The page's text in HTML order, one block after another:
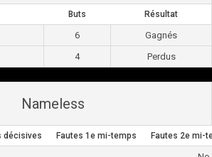
Buts Résultat
6
Gagnés
4 Perdus
Nameless
décisives Fautes 1e mi-temps Fautes 2e mi-